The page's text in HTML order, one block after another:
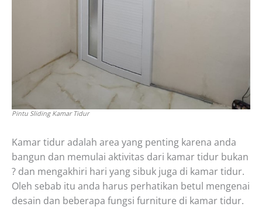
Pintu Sliding Kamar Tidur
Kamar tidur adalah area yang penting karena anda
bangun dan memulai aktivitas dari kamar tidur bukan
? dan mengakhiri hari yang sibuk juga di kamar tidur.
Oleh sebab itu anda harus perhatikan betul mengenai
desain dan beberapa fungsi furniture di kamar tidur.